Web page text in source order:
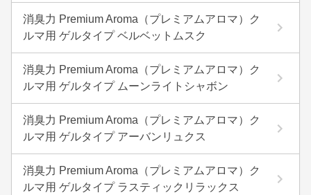
消臭力 Premium Aroma（プレミアムアロマ）ク
ルマ用 ゲルタイプ ベルベットムスク
消臭力 Premium Aroma（プレミアムアロマ）ク
ルマ用 ゲルタイプ ムーンライトシャボン
消臭力 Premium Aroma（プレミアムアロマ）ク
ルマ用 ゲルタイプ アーバンリュクス
消臭力 Premium Aroma（プレミアムアロマ）ク
ルマ用 ゲルタイプ ラスティックリラックス